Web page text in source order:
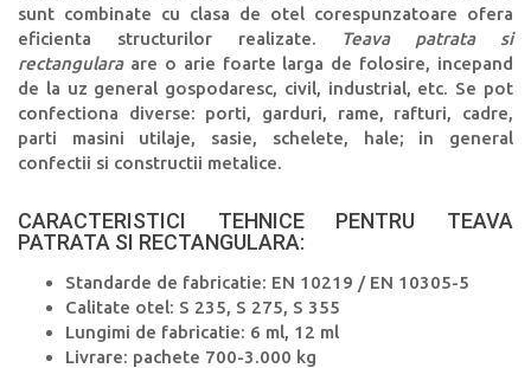
sunt combinate cu clasa de otel corespunzatoare ofera
eficienta structurilor realizate. Teava patrata si
rectangularaare o arie foarte larga de folosire, incepand
de la uz general gospodaresc, civil, industrial, etc. Se pot
confectiona diverse: porti, garduri, rame, rafturi, cadre,
parti masini utilaje, sasie, schelete, hale; in general
confectii si constructii metalice.
CARACTERISTICI TEHNICE PENTRU TEAVA
PATRATA SI RECTANGULARA:
Standarde de fabricatie: EN 10219 / EN 10305-5
Calitate otel: S 235, S 275, S 355
Lungimi de fabricatie: 6 ml, 12 ml
Livrare: pachete 700-3.000 kg